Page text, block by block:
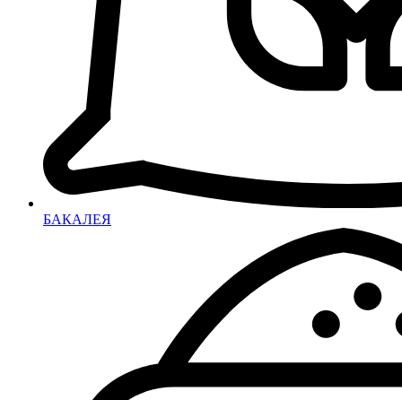
БАКАЛЕЯ